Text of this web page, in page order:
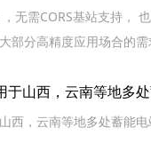
无需CORS基站支持，
部分高精度应用场合的
于山西，云南等地多
西，云南等地多处蓄能